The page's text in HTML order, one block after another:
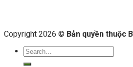
Copyright 2026 © Bản quyền thuộc